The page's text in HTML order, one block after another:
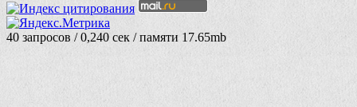
40 запросов / 0,240 сек / памяти 17.65mb